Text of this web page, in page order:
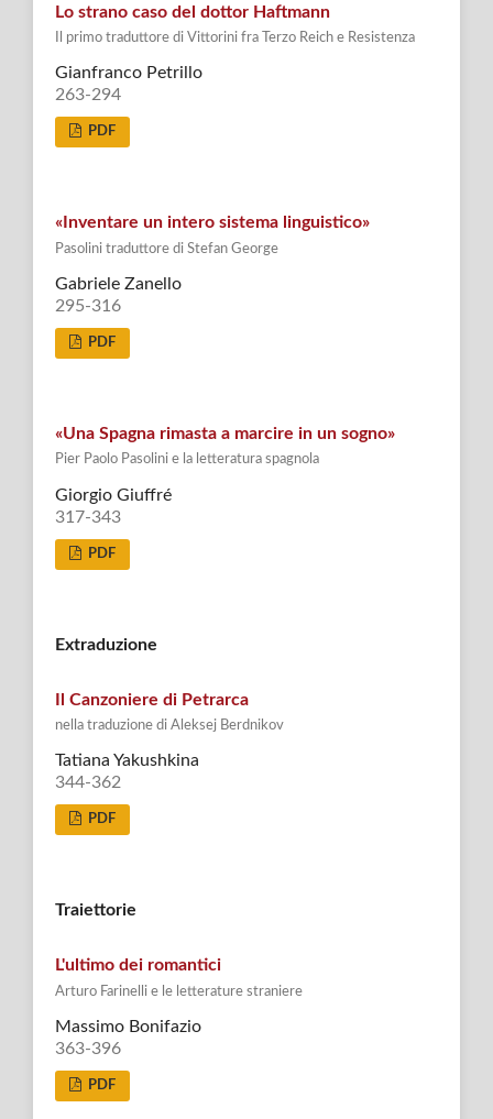
Lo strano caso del dottor Haftmann
Il primo traduttore di Vittorini fra Terzo Reich e Resistenza
Gianfranco Petrillo
263-294
PDF
«Inventare un intero sistema linguistico»
Pasolini traduttore di Stefan George
Gabriele Zanello
295-316
PDF
«Una Spagna rimasta a marcire in un sogno»
Pier Paolo Pasolini e la letteratura spagnola
Giorgio Giuffré
317-343
PDF
Extraduzione
Il Canzoniere di Petrarca
nella traduzione di Aleksej Berdnikov
Tatiana Yakushkina
344-362
PDF
Traiettorie
L'ultimo dei romantici
Arturo Farinelli e le letterature straniere
Massimo Bonifazio
363-396
PDF